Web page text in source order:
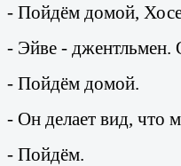
- Пойдём домой,
- Эйве - джентльмен.
- Пойдём домой.
- Он делает вид, что
- Пойдём.